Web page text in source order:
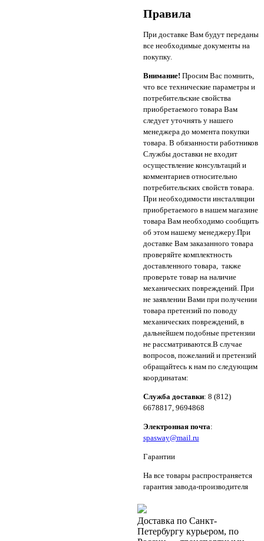
Правила
При доставке Вам будут переданы
все необходимые документы на
покупку.
Внимание! Просим Вас помнить,
что все технические параметры и
потребительские свойства
приобретаемого товара Вам
следует уточнять у нашего
менеджера до момента покупки
товара. В обязанности работников
Службы доставки не входит
осуществление консультаций и
комментариев относительно
потребительских свойств товара.
При необходимости инсталляции
приобретаемого в нашем магазине
товара Вам необходимо сообщить
об этом нашему менеджеру.При
доставке Вам заказанного товара
проверяйте комплектность
доставленного товара, также
проверьте товар на наличие
механических повреждений. При
не заявлении Вами при получении
товара претензий по поводу
механических повреждений, в
дальнейшем подобные претензии
не рассматриваются.В случае
вопросов, пожеланий и претензий
обращайтесь к нам по следующим
координатам:
Служба доставки: 8 (812)
6678817, 9694868
Электронная почта:
spasway@mail.ru
Гарантии
На все товары распространяется
гарантия завода-производителя
Доставка по Санкт-
Петербургу курьером, по